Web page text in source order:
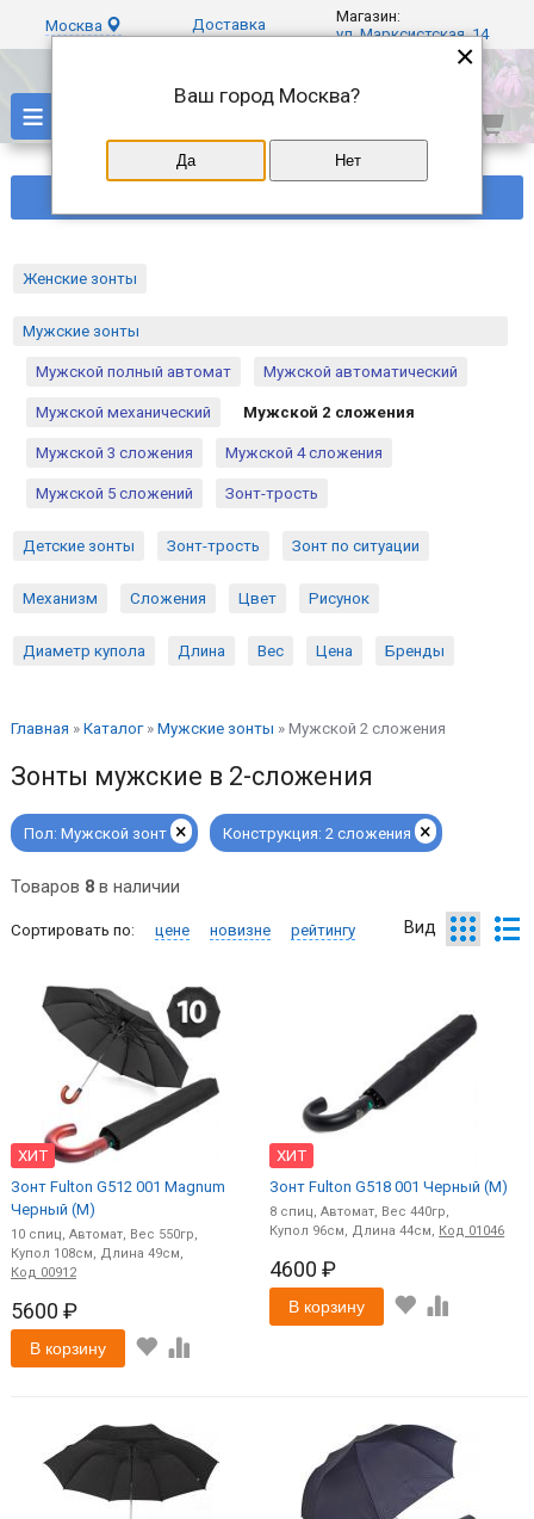
Москва Доставка
Магазин:
ул. Марксистская, 14
≡
Женские зонты
Мужские зонты
Мужской полный автомат Мужской автоматический
Мужской механический Мужской 2 сложения
Мужской 3 сложения Мужской 4 сложения
Мужской 5 сложений Зонт-трость
Детские зонты Зонт-трость Зонт по ситуации
Механизм Сложения Цвет Рисунок
Диаметр купола Длина Вес Цена Бренды
Главная » Каталог» Мужские зонты »Мужской 2 сложения
Зонты мужские в 2-сложения
Пол: Мужской зонт × Конструкция: 2 сложения ×
Товаров 8в наличии
Вид
Сортировать по: цене новизне рейтингу
ХИТ
Зонт Fulton G512 001 Magnum
Черный (M)
10спиц Автомат
550
108
49
Код 00912
5600 ₽
В корзину
ХИТ
Зонт Fulton G518 001 Черный (M)
8 спиц Автомат
440
96
44 Код 01046
4600 ₽
В корзину
×
Ваш город Москва?
Да Нет